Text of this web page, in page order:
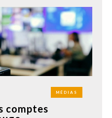
MÉDIAS
comptes